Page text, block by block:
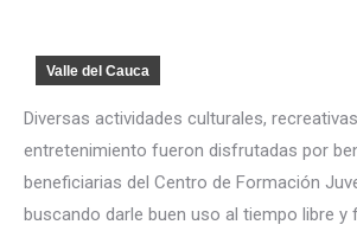
Valle del Cauca
Diversas actividades culturales,
entretenimiento fueron disfrutadas por
beneficiarias del Centro de Formación
buscando darle buen uso al tiempo libre y